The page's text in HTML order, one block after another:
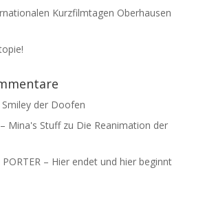
Kurzfilmtagen Oberhausen
der Doofen
Mina's Stuffzu Die Reanimation der
PORTER – Hier endet und hier beginnt